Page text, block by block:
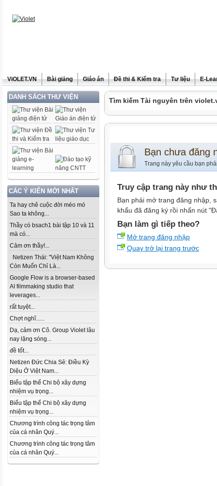
ViOLET.VN Bài giảng Giáo án Đề thi & Kiểm tra Tư liệu E-
DANH SÁCH THƯ VIỆN
CÁC Ý KIẾN MỚI NHẤT
Ta hay chê cuộc đời méo mó
Sao ta không...
Thầy có bsach1 bài tập 10 và 11
mà có...
Cảm ơn thầy!...
Netizen Thái: "Việt Nam Không
Còn Muốn Chỉ Là...
Google Flow is a browser-based
AI filmmaking studio that
leverages...
rất tuyệt...
Chợt nghĩ......
Dạ, cảm ơn Cô. Group Violet lâu
nay lặng sóng...
đề tốt...
Netizen Đức Chia Sẻ: Điều Kỳ
Diệu Ở Việt Nam...
Biểu tập thể Chi bộ xây dựng
nhiệm vụ trọng...
Biểu tập thể Chi bộ xây dựng
nhiệm vụ trọng...
Chương trình công tác trọng tâm
của cá nhân Quý...
Chương trình công tác trọng tâm
của cá nhân Quý...
Tìm kiếm Tài nguyên trên
Bạn chưa đăng
Trang này yêu cầu bạn
Truy cập trang này như
Bạn phải mở trang đăng nhập,
khẩu đã đăng ký rồi nhấn nút
Bạn làm gì tiếp theo?
Mở trang đăng nhập
Quay trở lại trang trước